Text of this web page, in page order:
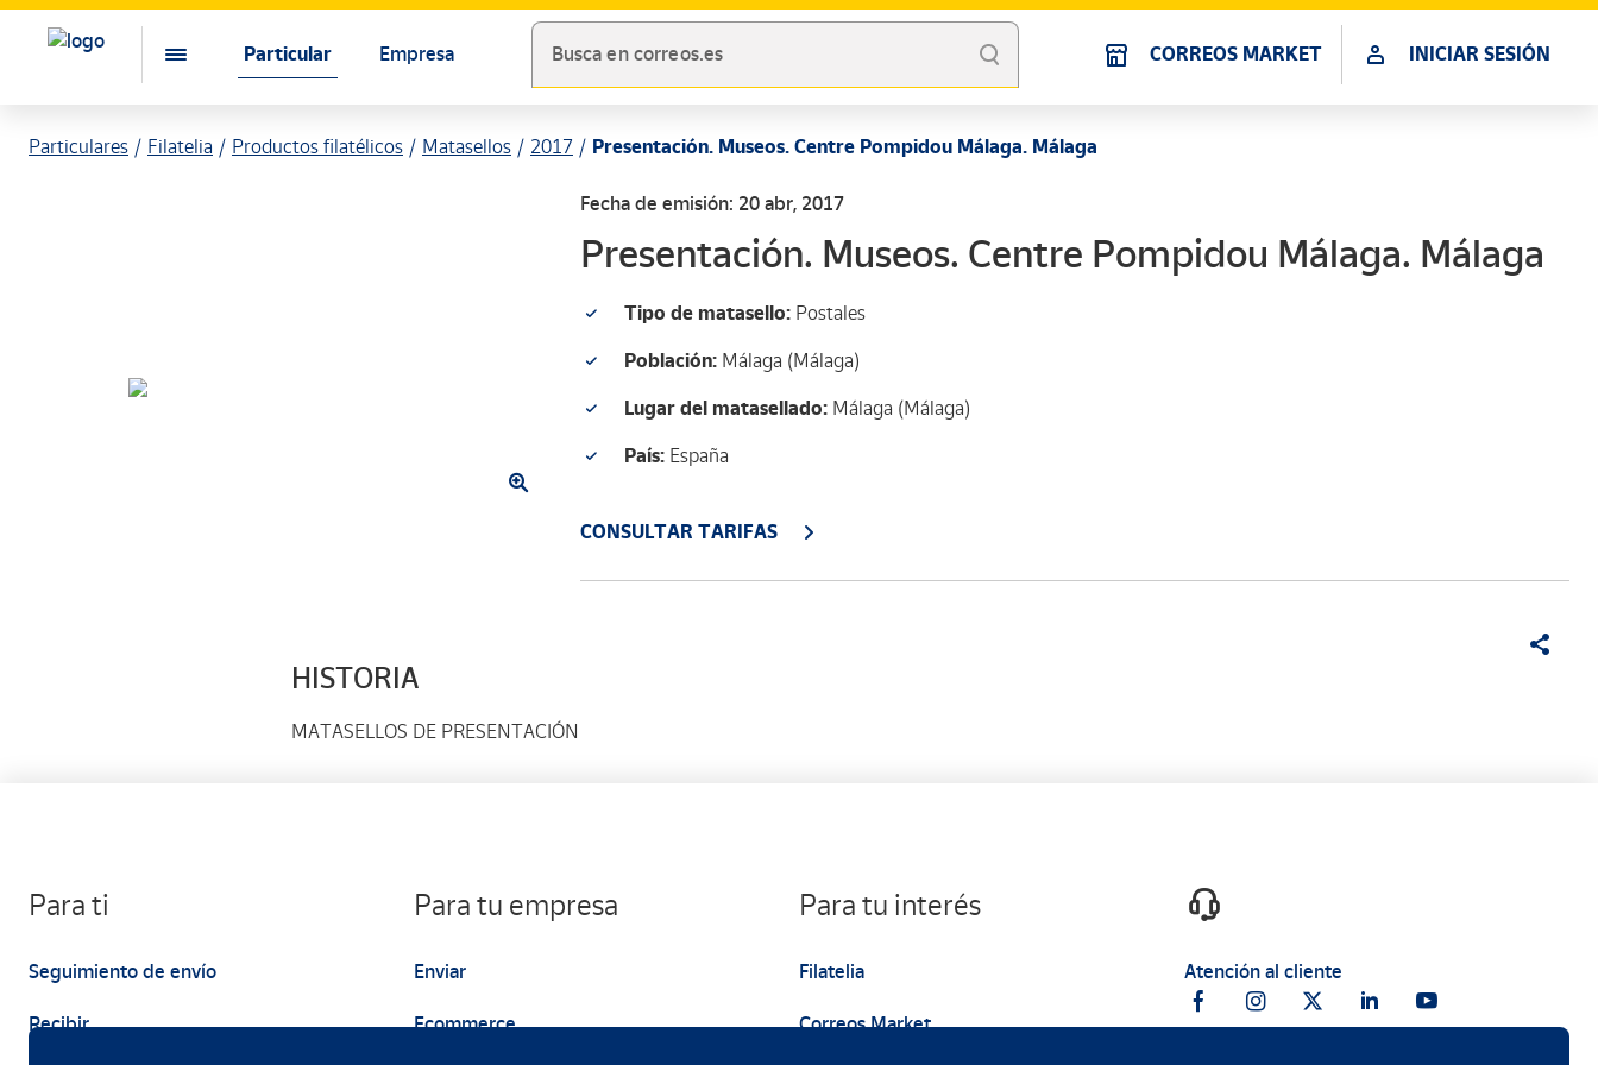
Particular Empresa Busca en correos.es CORREOS MARKET INICIAR SESIÓN
Particulares Filatelia Productos filatélicos Matasellos 2017 Presentación. Museos. Centre Pompidou Málaga. Málaga
Fecha de emisión: 20 abr, 2017
Presentación. Museos. Centre Pompidou Málaga. Málaga
Tipo de matasello: Postales
Población: Málaga (Málaga)
Lugar del matasellado: Málaga (Málaga)
País: España
CONSULTAR TARIFAS
HISTORIA
MATASELLOS DE PRESENTACIÓN
Para ti
Seguimiento de envío
Recibir
Para tu empresa
Enviar
Ecommerce
Para tu interés
Filatelia
Correos Market
Atención al cliente